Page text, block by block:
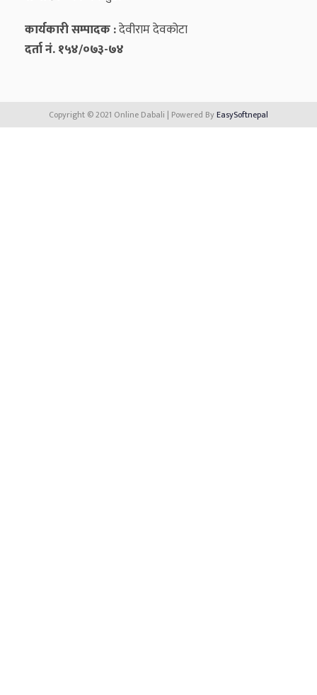
कार्यकारी सम्पादक :देवीराम देवकोटा
दर्ता नं. १५४/०७३-७४
Copyright © 2021 Online Dabali | Powered ByEasySoftnepal